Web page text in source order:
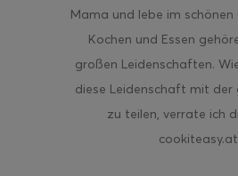
Mama und lebe im
Kochen und Essen
großen Leidenschaften.
diese Leidenschaft mit der
zu teilen, verrate ich